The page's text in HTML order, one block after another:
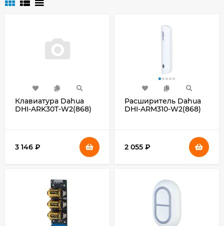
Клавиатура Dahua
DHI-ARK30T-W2(868)
3 146 ₽
Расширитель Dahua
DHI-ARM310-W2(868)
2 055 ₽